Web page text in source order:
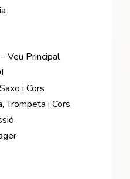
Veu Principal
i Cors
Trompeta i Cors